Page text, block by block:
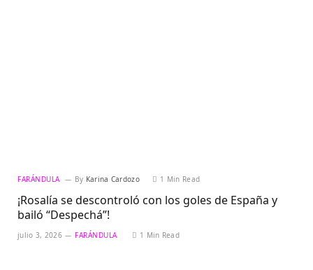
FARÁNDULA By Karina Cardozo 1 Min Read
¡Rosalía se descontroló con los goles de España y
bailó “Despechá”!
julio 3, 2026 FARÁNDULA 1 Min Read